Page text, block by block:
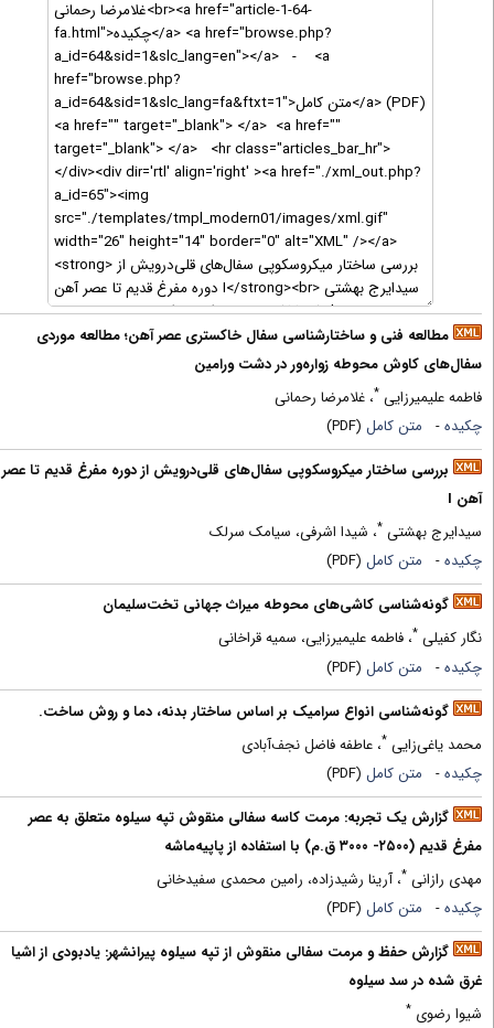
مطالعه فنی و ساختارشناسی سفال خاکستری عصر آهن؛ مطالعه موردی
سفال‌های کاوش محوطه زواره‌ور در دشت ورامین
فاطمه علیمیرزایی ، غلامرضا رحمانی
چکیده- متن کامل(PDF)
بررسی ساختار میکروسکوپی سفال‌های قلی‌درویش از دوره مفرغ قدیم تا عصر
آهن I
سیدایرج بهشتی ، شیدا اشرفی، سیامک سرلک
چکیده- متن کامل(PDF)
گونه‌شناسی کاشی‌های محوطه میراث جهانی تخت‌سلیمان
نگار کفیلی ، فاطمه علیمیرزایی، سمیه قراخانی
چکیده- متن کامل(PDF)
گونه‌شناسی انواع سرامیک بر اساس ساختار بدنه، دما و روش ساخت.
محمد یاغی‌زایی ، عاطفه فاضل نجف‌آبادی
چکیده- متن کامل(PDF)
گزارش یک تجربه: مرمت کاسه سفالی منقوش تپه سیلوه متعلق به عصر
مفرغ قدیم (۲۵۰۰- ۳۰۰۰ ق.م) با استفاده از پاپیه‌ماشه
مهدی رازانی ، آرینا رشیدزاده، رامین محمدی سفیدخانی
چکیده- متن کامل(PDF)
گزارش حفظ و مرمت سفالی منقوش از تپه سیلوه پیرانشهر: یادبودی از اشیا
غرق شده در سد سیلوه
شیوا رضوی*